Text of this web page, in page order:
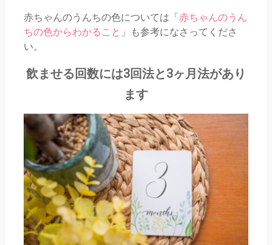
赤ちゃんのうんちの色については「赤ちゃんのうん
ちの色からわかること 」も参考になさってくださ
い。
飲ませる回数には3回法と3ヶ月法があり
ます